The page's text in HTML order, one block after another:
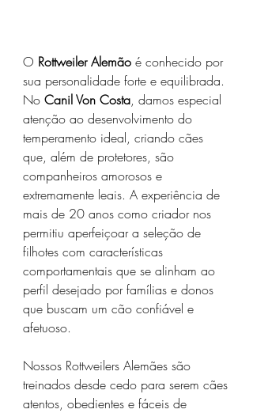
O Rottweiler Alemão é conhecido por
sua personalidade forte e equilibrada.
No Canil Von Costa, damos especial
atenção ao desenvolvimento do
temperamento ideal, criando cães
que, além de protetores, são
companheiros amorosos e
extremamente leais. A experiência de
mais de 20 anos como criador nos
permitiu aperfeiçoar a seleção de
filhotes com características
comportamentais que se alinham ao
perfil desejado por famílias e donos
que buscam um cão confiável e
afetuoso.
Nossos Rottweilers Alemães são
treinados desde cedo para serem cães
atentos, obedientes e fáceis de